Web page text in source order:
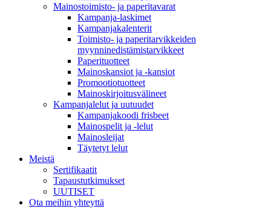
Mainostoimisto- ja paperitavarat
Kampanja-laskimet
Kampanjakalenterit
Toimisto- ja paperitarvikkeiden
myynninedistämistarvikkeet
Paperituotteet
Mainoskansiot ja -kansiot
Promootiotuotteet
Mainoskirjoitusvälineet
Kampanjalelut ja uutuudet
Kampanjakoodi frisbeet
Mainospelit ja -lelut
Mainosleijat
Täytetyt lelut
Meistä
Sertifikaatit
Tapaustutkimukset
UUTISET
Ota meihin yhteyttä